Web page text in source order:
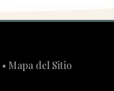
• Mapa del Sitio